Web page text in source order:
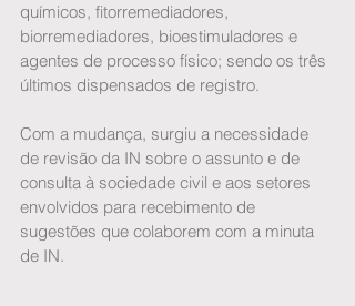
químicos, fitorremediadores,
biorremediadores, bioestimuladores e
agentes de processo físico; sendo os três
últimos dispensados de registro.
Com a mudança, surgiu a necessidade
de revisão da IN sobre o assunto e de
consulta à sociedade civil e aos setores
envolvidos para recebimento de
sugestões que colaborem com a minuta
de IN.